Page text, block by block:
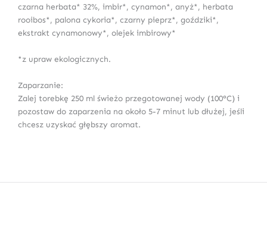
czarna herbata* 32%, imbir*, cynamon*, anyż*, herbata
rooibos*, palona cykoria*, czarny pieprz*, goździki*,
ekstrakt cynamonowy*, olejek imbirowy*
*z upraw ekologicznych.
Zaparzanie:
Zalej torebkę 250 ml świeżo przegotowanej wody (100°C) i
pozostaw do zaparzenia na około 5-7 minut lub dłużej, jeśli
chcesz uzyskać głębszy aromat.